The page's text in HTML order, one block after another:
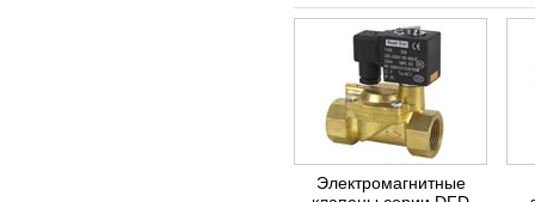
Электромагнитные